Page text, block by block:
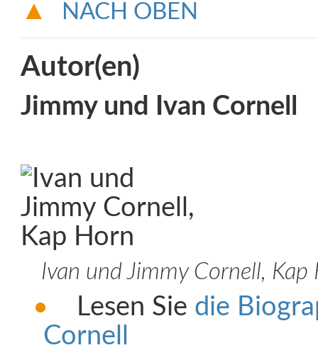
NACH OBEN
Autor(en)
Jimmy und Ivan Cornell
Ivan und Jimmy Cornell, Kap
Lesen Sie die
Cornell